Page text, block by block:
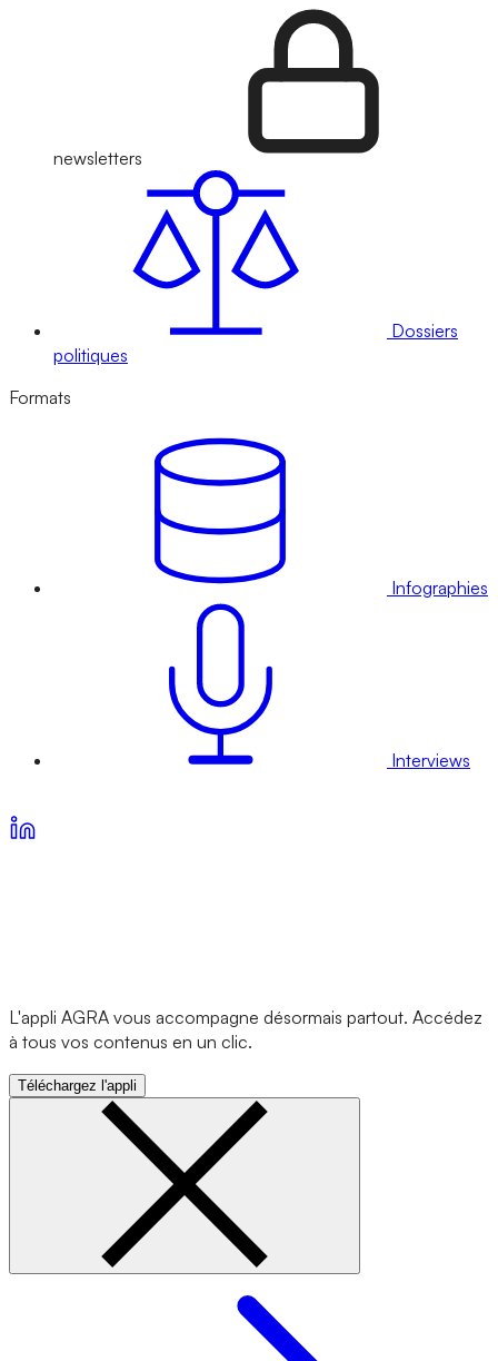
newsletters
Dossiers
politiques
Formats
Infographies
Interviews
L'appli AGRA vous accompagne désormais partout. Accédez
à tous vos contenus en un clic.
Téléchargez l'appli